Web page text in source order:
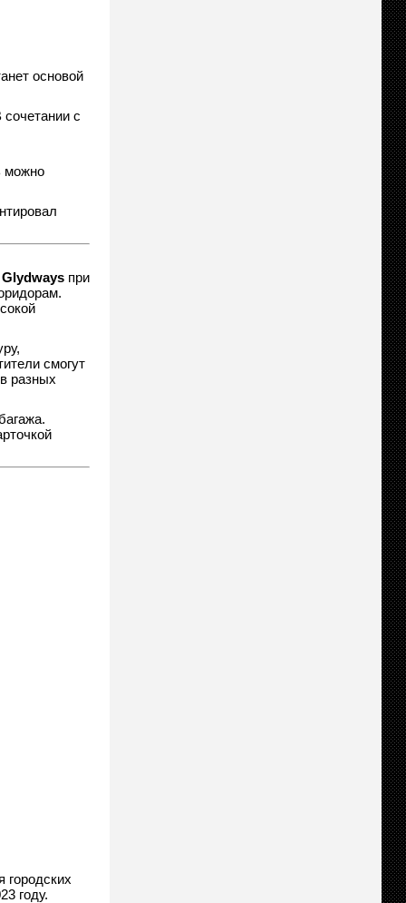
основой
с
можно
Glydwaysпри
смогут
разных
городских
году.